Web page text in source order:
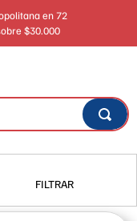
en 72
$30.000
FILTRAR